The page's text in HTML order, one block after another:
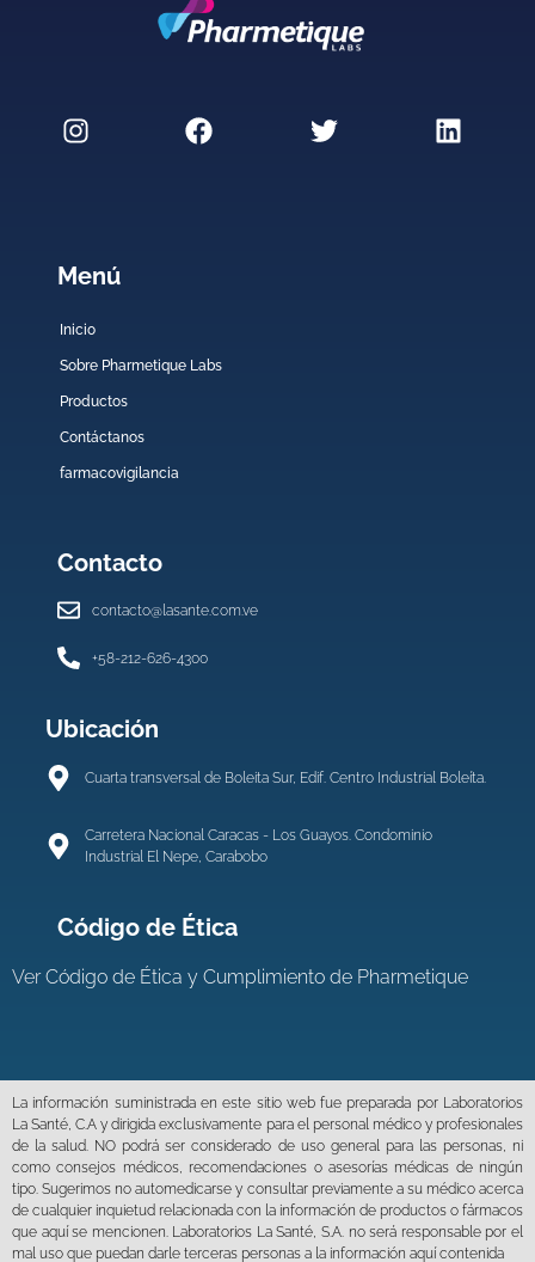
Menú
Inicio
Sobre Pharmetique Labs
Productos
Contáctanos
farmacovigilancia
Contacto
contacto@lasante.com.ve
+58-212-626-4300
Ubicación
Cuarta transversal de Boleita Sur, Edif. Centro Industrial Boleíta.
Carretera Nacional Caracas - Los Guayos. Condominio
Industrial El Nepe, Carabobo
Código de Ética
VerCódigo de Ética y Cumplimiento de Pharmetique
La información suministrada en este sitio web fue preparada por Laboratorios
La Santé, C.A y dirigida exclusivamente para el personal médico y profesionales
de la salud. NO podrá ser considerado de uso general para las personas, ni
como consejos médicos, recomendaciones o asesorías médicas de ningún
tipo. Sugerimos no automedicarse y consultar previamente a su médico acerca
de cualquier inquietud relacionada con la información de productos o fármacos
que aquí se mencionen. Laboratorios La Santé, S.A. no será responsable por el
mal uso que puedan darle terceras personas a la información aquí contenida